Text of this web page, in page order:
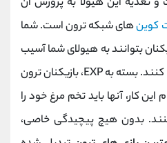
کوینهای شبکه ترون است. شما
بتوانند به هیولای شما آسیب
برسانند و روند رشد را متوقف کنند. بسته به EXP، بازیکنان ترون
کار، آنها باید تخم مرغ خود را
بدون هیچ پیچیدگی خاصی،